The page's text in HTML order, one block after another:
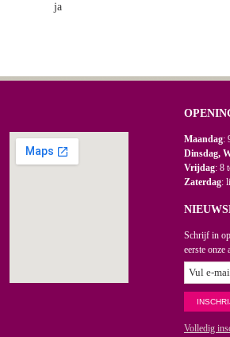
ja
Maandag:
Dinsdag,
Vrijdag: 8
Zaterdag:
Schrijf in
eerste onze
Volledig